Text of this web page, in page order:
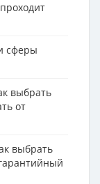
сферы
выбрать
от
выбрать